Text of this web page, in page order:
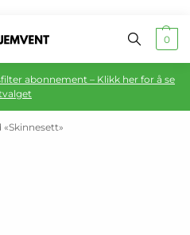
0
abonnement – Klikk her for å se